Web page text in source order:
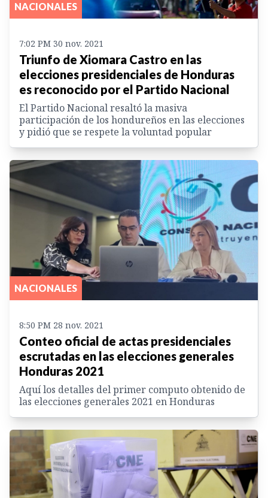
NACIONALES
7:02 PM 30 nov. 2021
Triunfo de Xiomara Castro en las
elecciones presidenciales de Honduras
es reconocido por el Partido Nacional
El Partido Nacional resaltó la masiva
participación de los hondureños en las elecciones
y pidió que se respete la voluntad popular
NACIONALES
8:50 PM 28 nov. 2021
Conteo oficial de actas presidenciales
escrutadas en las elecciones generales
Honduras 2021
Aquí los detalles del primer computo obtenido de
las elecciones generales 2021 en Honduras